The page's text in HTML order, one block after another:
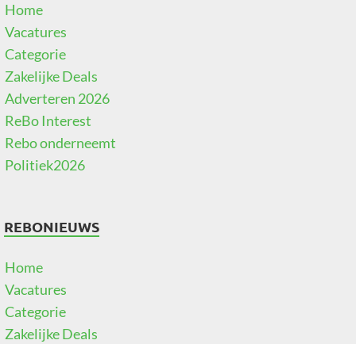
Home
Vacatures
Categorie
Zakelijke Deals
Adverteren 2026
ReBo Interest
Rebo onderneemt
Politiek2026
REBONIEUWS
Home
Vacatures
Categorie
Zakelijke Deals